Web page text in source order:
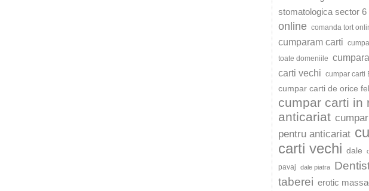
stomatologica sector 6
online comanda tort
cumparam carti
toate domeniile
carti vechi cumpar carti
cumpar carti de orice fel
cumpar carti in
anticariat
pentru anticariat
carti vechi dale
pavaj dale piatra
taberei erotic